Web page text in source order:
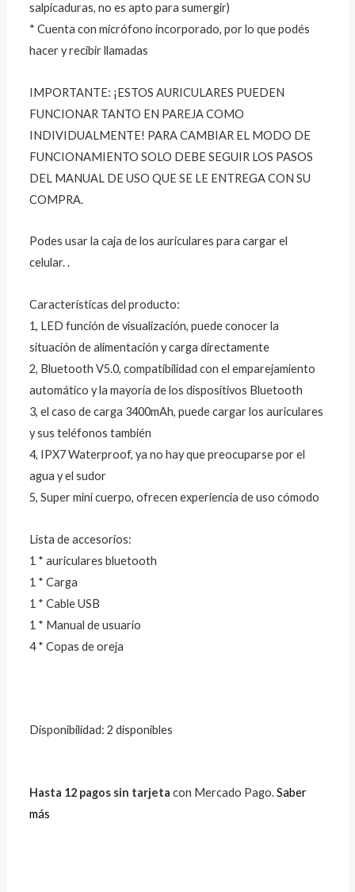
salpicaduras, no es apto para sumergir)
* Cuenta con micrófono incorporado, por lo que podés
hacer y recibir llamadas
IMPORTANTE: ¡ESTOS AURICULARES PUEDEN
FUNCIONAR TANTO EN PAREJA COMO
INDIVIDUALMENTE! PARA CAMBIAR EL MODO DE
FUNCIONAMIENTO SOLO DEBE SEGUIR LOS PASOS
DEL MANUAL DE USO QUE SE LE ENTREGA CON SU
COMPRA.
Podes usar la caja de los auriculares para cargar el
celular. .
Características del producto:
1, LED función de visualización, puede conocer la
situación de alimentación y carga directamente
2, Bluetooth V5.0, compatibilidad con el emparejamiento
automático y la mayoría de los dispositivos Bluetooth
3, el caso de carga 3400mAh, puede cargar los auriculares
y sus teléfonos también
4, IPX7 Waterproof, ya no hay que preocuparse por el
agua y el sudor
5, Super mini cuerpo, ofrecen experiencia de uso cómodo
Lista de accesorios:
1 * auriculares bluetooth
1 * Carga
1 * Cable USB
1 * Manual de usuario
4 * Copas de oreja
Disponibilidad: 2 disponibles
Hasta 12 pagos sin tarjeta con Mercado Pago.Saber
más